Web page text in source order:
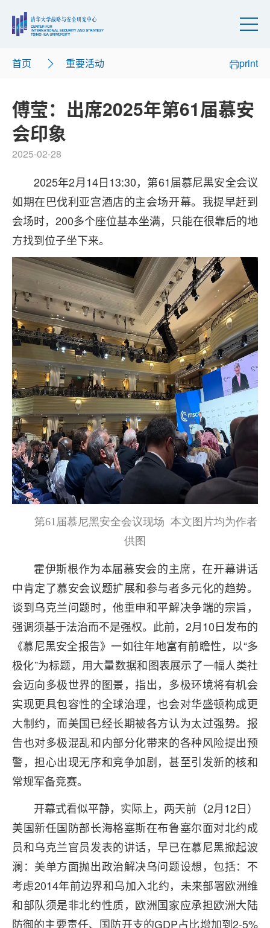
首页 重要活动 print
傅莹：出席2025年第61届慕安
会印象
2025-02-28
2025年2月14日13:30，第61届慕尼黑安全会议
如期在巴伐利亚宫酒店的主会场开幕。我提早赶到
会场时，200多个座位基本坐满，只能在很靠后的地
方找到位子坐下来。
第61届慕尼黑安全会议现场 本文图片均为作者
供图
霍伊斯根作为本届慕安会的主席，在开幕讲话
中肯定了慕安会议题扩展和参与者多元化的趋势。
谈到乌克兰问题时，他重申和平解决争端的宗旨，
强调须基于法治而不是强权。此前，2月10日发布的
《慕尼黑安全报告》一如往年地富有前瞻性，以“多
极化”为标题，用大量数据和图表展示了一幅人类社
会迈向多极世界的图景，指出，多极环境将有机会
实现更具包容性的全球治理，也会对华盛顿构成更
大制约，而美国已经长期被各方认为太过强势。报
告也对多极混乱和内部分化带来的各种风险提出预
警，担心出现无序和竞争加剧，甚至引发新的核和
常规军备竞赛。
开幕式看似平静，实际上，两天前（2月12日）
美国新任国防部长海格塞斯在布鲁塞尔面对北约成
员和乌克兰官员发表的讲话，早已在慕尼黑掀起波
澜：美单方面抛出政治解决乌问题设想，包括：不
考虑2014年前边界和乌加入北约，未来部署欧洲维
和部队须是非北约性质，欧洲国家应承担欧洲大陆
防御的主要责任、国防开支的GDP占比增加到2-5%